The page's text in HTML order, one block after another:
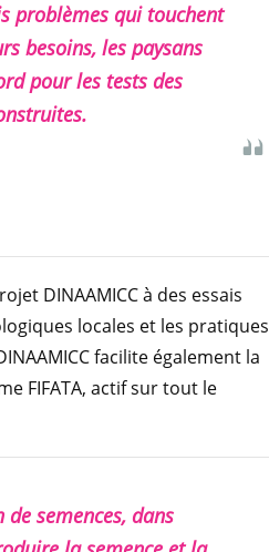
problèmes qui touchent
besoins, les paysans
pour les tests des
DINAAMICC à des essais
locales et les pratiques
facilite également la
FIFATA, actif sur tout le
semences, dans